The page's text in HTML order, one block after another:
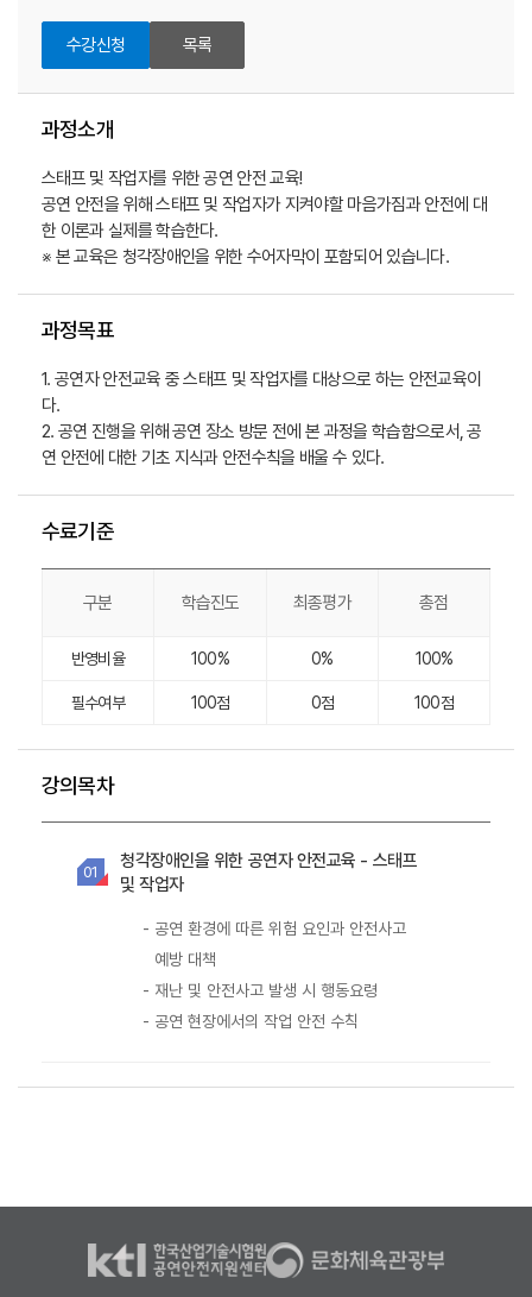
수강신청 목록
과정소개
스태프 및 작업자를 위한 공연 안전 교육!
공연 안전을 위해 스태프 및 작업자가 지켜야할 마음가짐과 안전에 대
한 이론과 실제를 학습한다.
※ 본 교육은 청각장애인을 위한 수어자막이 포함되어 있습니다.
과정목표
1. 공연자 안전교육 중 스태프 및 작업자를 대상으로 하는 안전교육이
다.
2. 공연 진행을 위해 공연 장소 방문 전에 본 과정을 학습함으로서, 공
연 안전에 대한 기초 지식과 안전수칙을 배울 수 있다.
수료기준
구분 학습진도 최종평가 총점
반영비율 100% 0% 100%
필수여부 100점 0점 100점
강의목차
01
청각장애인을 위한 공연자 안전교육 - 스태프
및 작업자
- 공연 환경에 따른 위험 요인과 안전사고
예방 대책
- 재난 및 안전사고 발생 시 행동요령
- 공연 현장에서의 작업 안전 수칙